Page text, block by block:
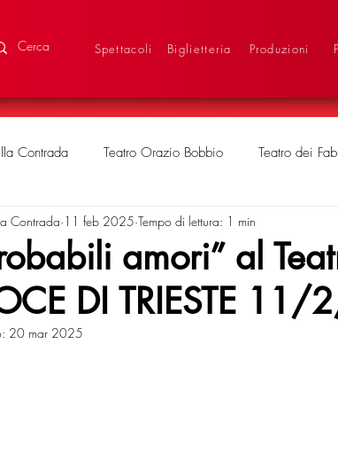
Spettacoli Biglietteria Produzioni
Contrada Teatro Orazio Bobbio Teatro dei
amori” al
DI TRIESTE
Contrada 11 feb 2025 Tempo di lettura: 1 min
20 mar 2025